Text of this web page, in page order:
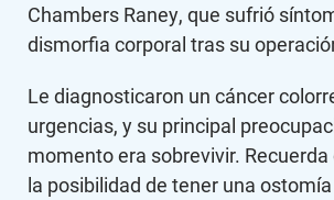
Chambers Raney, que sufrió
dismorfia corporal tras su
Le diagnosticaron un cáncer
urgencias, y su principal
momento era sobrevivir. Recuerda
la posibilidad de tener una